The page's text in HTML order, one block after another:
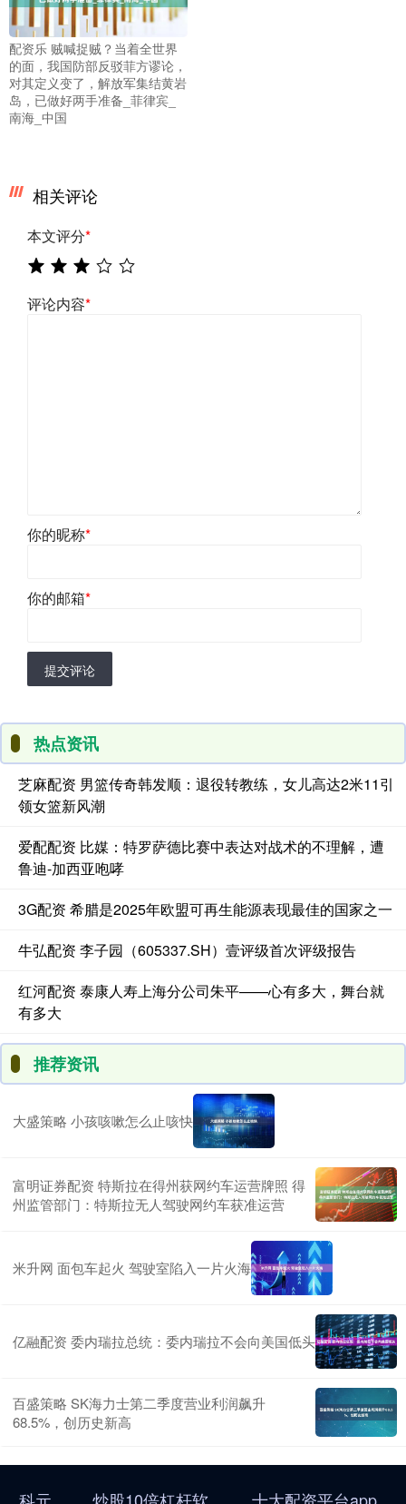
配资乐 贼喊捉贼？当着全世界
的面，我国防部反驳菲方谬论，
对其定义变了，解放军集结黄岩
岛，已做好两手准备_菲律宾_
南海_中国
相关评论
本文评分*
评论内容*
你的昵称*
你的邮箱*
提交评论
热点资讯
芝麻配资 男篮传奇韩发顺：退役转教练，女儿高达2米11引
领女篮新风潮
爱配配资 比媒：特罗萨德比赛中表达对战术的不理解，遭
鲁迪-加西亚咆哮
3G配资 希腊是2025年欧盟可再生能源表现最佳的国家之一
牛弘配资 李子园（605337.SH）壹评级首次评级报告
红河配资 泰康人寿上海分公司朱平——心有多大，舞台就
有多大
推荐资讯
大盛策略 小孩咳嗽怎么止咳快
富明证券配资 特斯拉在得州获网约车运营牌照 得
州监管部门：特斯拉无人驾驶网约车获准运营
米升网 面包车起火 驾驶室陷入一片火海
亿融配资 委内瑞拉总统：委内瑞拉不会向美国低头
百盛策略 SK海力士第二季度营业利润飙升
68.5%，创历史新高
科元 炒股10倍杠杆软 十大配资平台app